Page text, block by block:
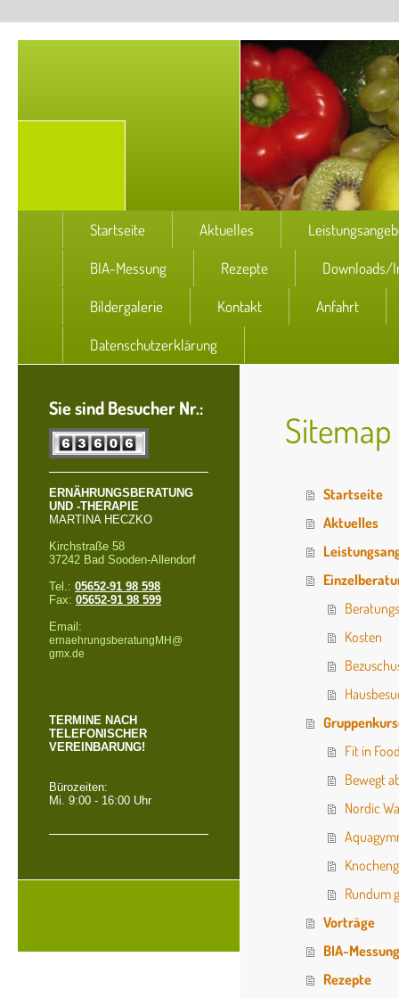
Startseite Aktuelles
BIA-Messung Rezepte Downloads/
Bildergalerie Kontakt Anfahrt
Datenschutzerklärung
Sie sind Besucher Nr.:
ERNÄHRUNGSBERATUNG
UND -THERAPIE
MARTINA HECZKO
Kirchstraße 58
37242 Bad Sooden-Allendorf
Tel.: 05652-91 98 598
Fax: 05652-91 98 599
Email:
ernaehrungsberatungMH@
gmx.de
TERMINE NACH
TELEFONISCHER
VEREINBARUNG!
Bürozeiten:
Mi. 9:00 - 16:00 Uhr
Sitemap
Startseite
Aktuelles
Kosten
Fit in
Bewegt
Nordic
Rundum
Vorträge
BIA-
Rezepte